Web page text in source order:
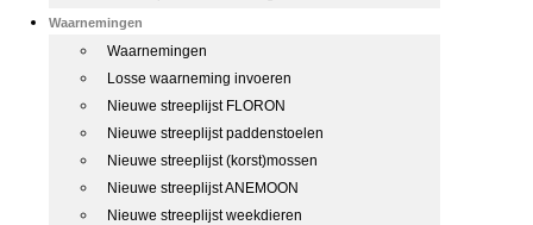
Waarnemingen
Waarnemingen
Losse waarneming invoeren
Nieuwe streeplijst FLORON
Nieuwe streeplijst paddenstoelen
Nieuwe streeplijst (korst)mossen
Nieuwe streeplijst ANEMOON
Nieuwe streeplijst weekdieren